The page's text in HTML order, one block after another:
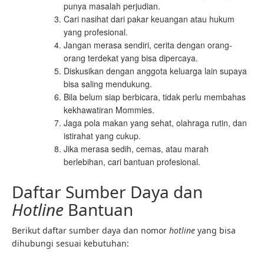
punya masalah perjudian.
Cari nasihat dari pakar keuangan atau hukum
yang profesional.
Jangan merasa sendiri, cerita dengan orang-
orang terdekat yang bisa dipercaya.
Diskusikan dengan anggota keluarga lain supaya
bisa saling mendukung.
Bila belum siap berbicara, tidak perlu membahas
kekhawatiran Mommies.
Jaga pola makan yang sehat, olahraga rutin, dan
istirahat yang cukup.
Jika merasa sedih, cemas, atau marah
berlebihan, cari bantuan profesional.
Daftar Sumber Daya dan
Hotline Bantuan
Berikut daftar sumber daya dan nomor hotline yang bisa
dihubungi sesuai kebutuhan: